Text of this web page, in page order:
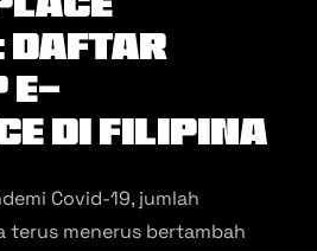
Daftar
E-
di Filipina
Covid-19, jumlah
terus menerus bertambah